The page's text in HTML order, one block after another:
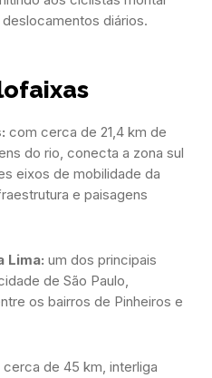
diários.
com cerca de 21,4 km de
do rio, conecta a zona sul
eixos de mobilidade da
e paisagens
Lima: um dos principais
de São Paulo,
os bairros de Pinheiros e
de 45 km, interliga